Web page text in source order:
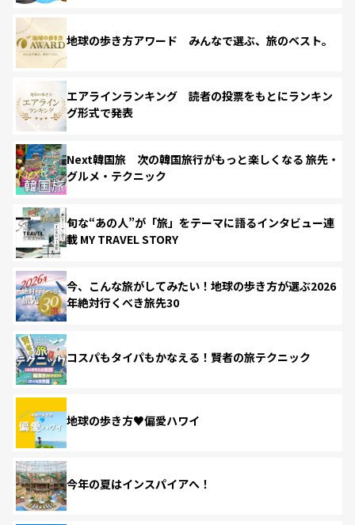
地球の歩き方アワード みんなで選ぶ、旅のベスト。
エアラインランキング 読者の投票をもとにランキン
グ形式で発表
Next韓国旅 次の韓国旅行がもっと楽しくなる 旅先・
グルメ・テクニック
旬な“あの人”が「旅」をテーマに語るインタビュー連
載 MY TRAVEL STORY
今、こんな旅がしてみたい！地球の歩き方が選ぶ2026
年絶対行くべき旅先30
コスパもタイパもかなえる！賢者の旅テクニック
地球の歩き方♥偏愛ハワイ
今年の夏はインスパイアへ！